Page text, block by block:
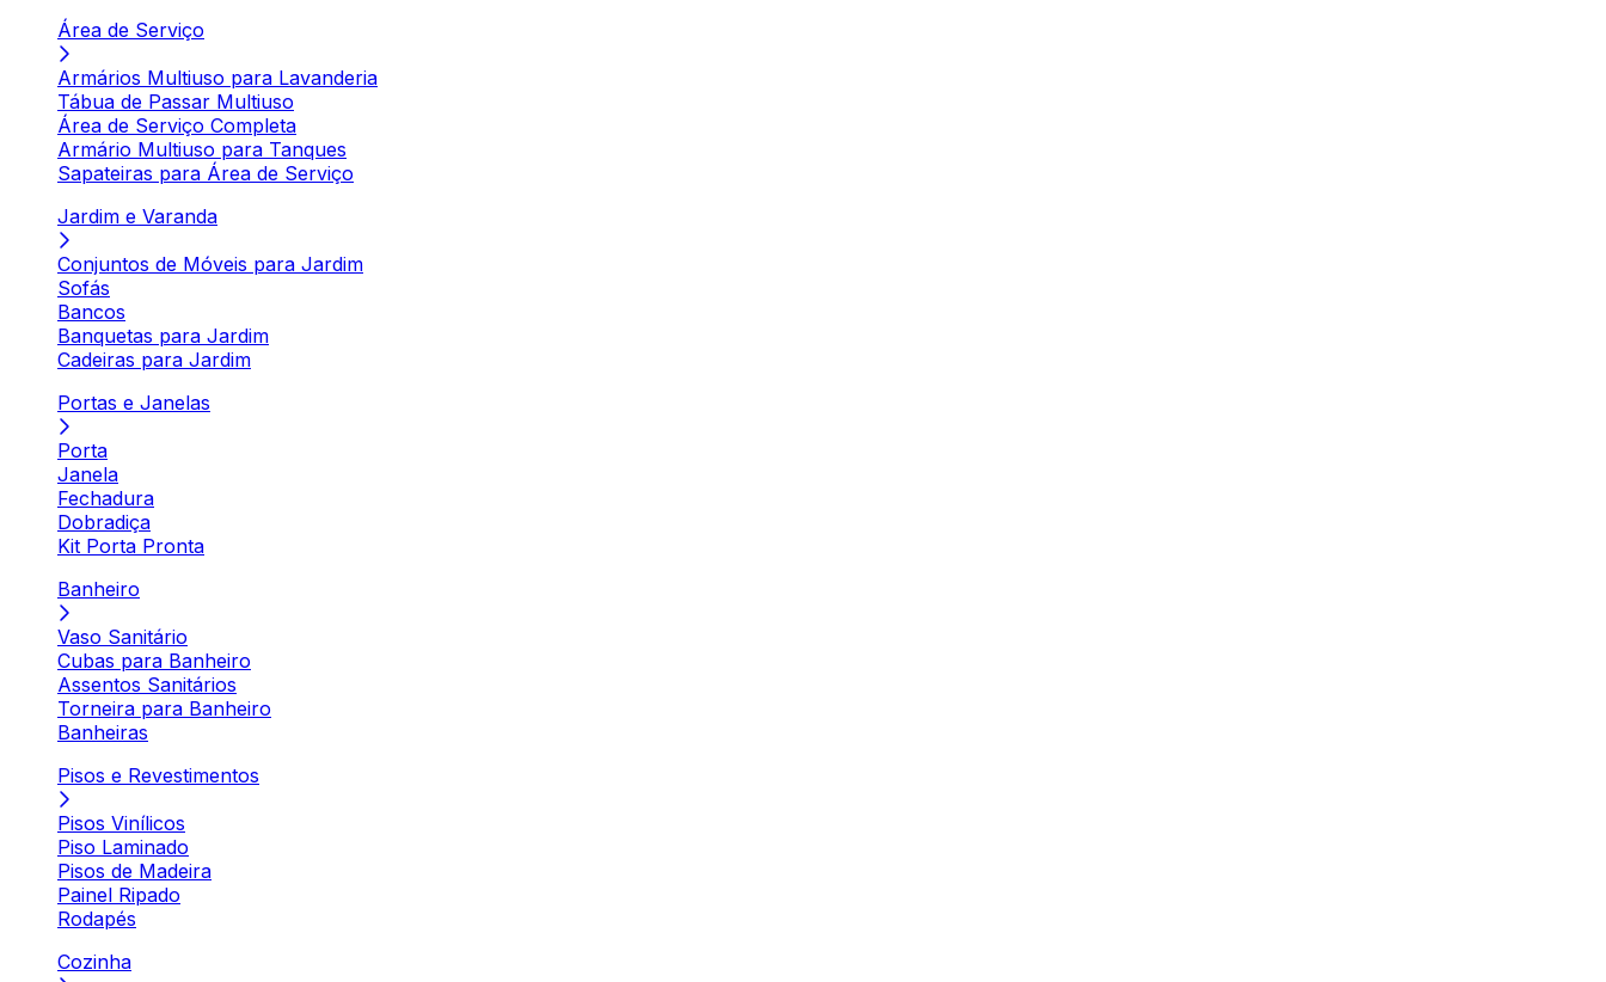
Área de Serviço
Armários Multiuso para Lavanderia
Tábua de Passar Multiuso
Área de Serviço Completa
Armário Multiuso para Tanques
Sapateiras para Área de Serviço
Jardim e Varanda
Conjuntos de Móveis para Jardim
Sofás
Bancos
Banquetas para Jardim
Cadeiras para Jardim
Portas e Janelas
Porta
Janela
Fechadura
Dobradiça
Kit Porta Pronta
Banheiro
Vaso Sanitário
Cubas para Banheiro
Assentos Sanitários
Torneira para Banheiro
Banheiras
Pisos e Revestimentos
Pisos Vinílicos
Piso Laminado
Pisos de Madeira
Painel Ripado
Rodapés
Cozinha